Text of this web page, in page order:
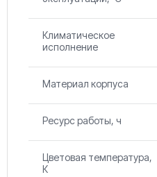
Климатическое
исполнение
Материал корпуса
Ресурс работы, ч
Цветовая температура,
К